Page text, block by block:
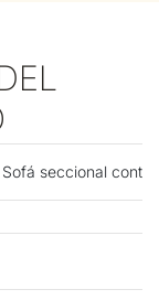
Sofá seccional